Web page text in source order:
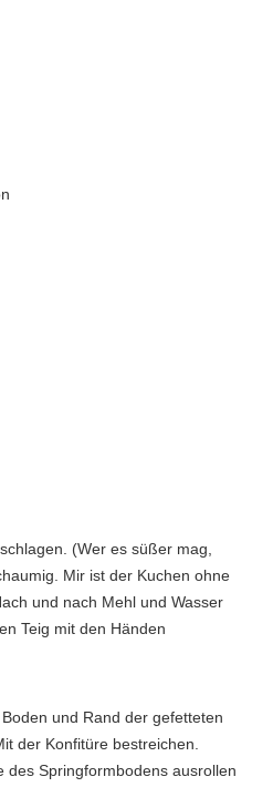
(Wer es süßer mag,
Mir ist der Kuchen ohne
und nach Mehl und Wasser
Teig mit den Händen
und Rand der gefetteten
der Konfitüre bestreichen.
des Springformbodens ausrollen